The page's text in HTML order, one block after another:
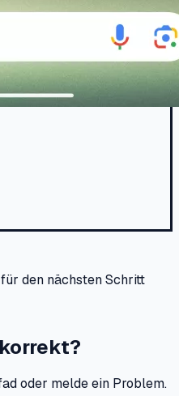
den nächsten Schritt
oder melde ein Problem.